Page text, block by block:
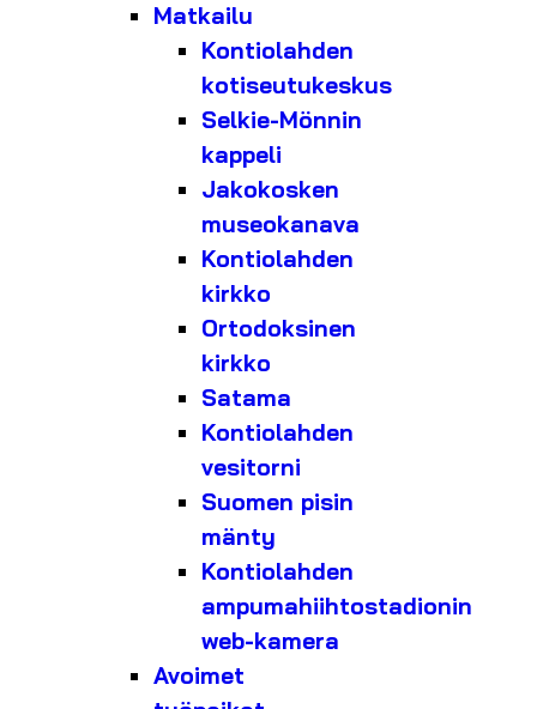
Matkailu
Kontiolahden
kotiseutukeskus
Selkie-Mönnin
kappeli
Jakokosken
museokanava
Kontiolahden
kirkko
Ortodoksinen
kirkko
Satama
Kontiolahden
vesitorni
Suomen pisin
mänty
Kontiolahden
ampumahiihtostadionin
web-kamera
Avoimet